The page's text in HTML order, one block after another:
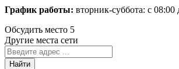
График работы: вторник-суббота: с
Обсудить место 5
Другие места сети
Найти